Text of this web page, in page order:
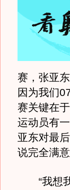
赛，张亚
因为我们
赛关键在
运动员有
亚东对最
说完全满
“我想我